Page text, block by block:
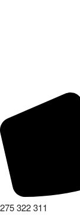
275 322 311